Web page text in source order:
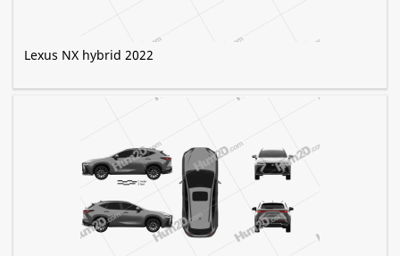
Lexus NX hybrid 2022